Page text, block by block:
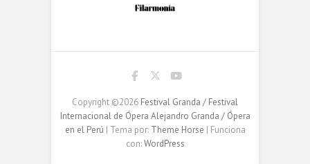
Copyright ©2026 Festival Granda / Festival
Internacional de Ópera Alejandro Granda / Ópera
en el Perú | Tema por: Theme Horse | Funciona
con:WordPress